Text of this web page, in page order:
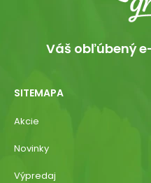
Váš obľúbený
SITEMAPA
Akcie
Novinky
Výpredaj